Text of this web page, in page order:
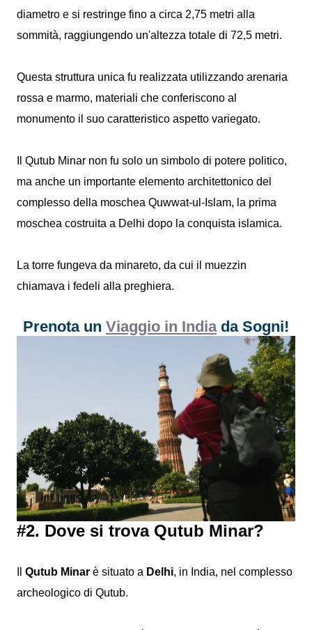
diametro e si restringe fino a circa 2,75 metri alla
sommità, raggiungendo un'altezza totale di 72,5 metri.
Questa struttura unica fu realizzata utilizzando arenaria
rossa e marmo, materiali che conferiscono al
monumento il suo caratteristico aspetto variegato.
Il Qutub Minar non fu solo un simbolo di potere politico,
ma anche un importante elemento architettonico del
complesso della moschea Quwwat-ul-Islam, la prima
moschea costruita a Delhi dopo la conquista islamica.
La torre fungeva da minareto, da cui il muezzin
chiamava i fedeli alla preghiera.
Prenota un Viaggio in Indiada Sogni!
#2. Dove si trova Qutub Minar?
Qutub Minar è situato a Delhi, in India, nel complesso
archeologico di Qutub.